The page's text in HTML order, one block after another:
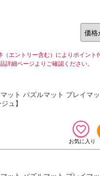
エントリー含む）によりポイント
細ページよりご確認ください。
ット パズルマット プレイマ
ュ】